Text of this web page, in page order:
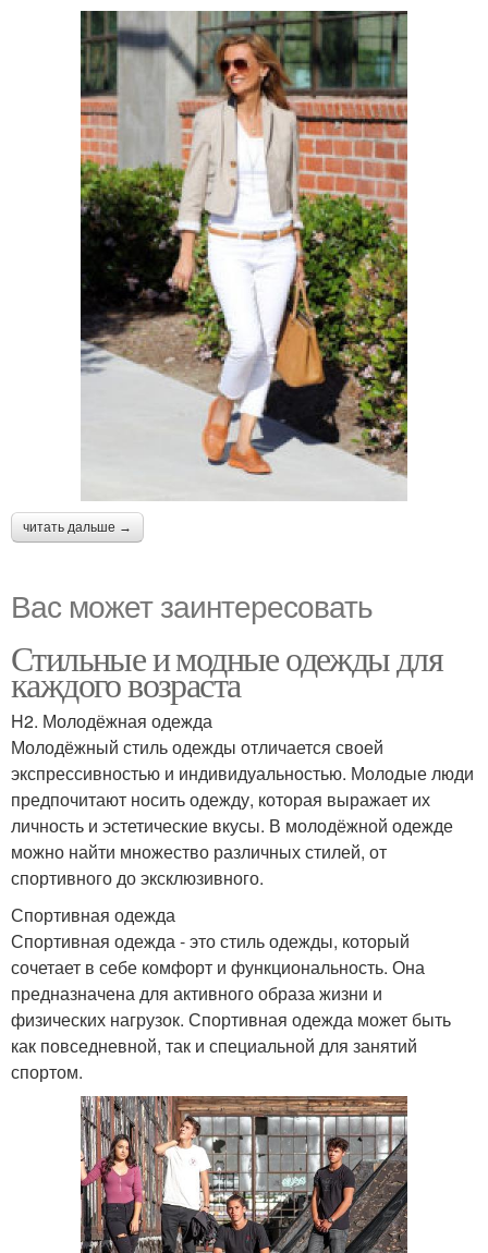
читать дальше →
Вас может заинтересовать
Стильные и модные одежды для
каждого возраста
H2. Молодёжная одежда
Молодёжный стиль одежды отличается своей
экспрессивностью и индивидуальностью. Молодые люди
предпочитают носить одежду, которая выражает их
личность и эстетические вкусы. В молодёжной одежде
можно найти множество различных стилей, от
спортивного до эксклюзивного.
Спортивная одежда
Спортивная одежда - это стиль одежды, который
сочетает в себе комфорт и функциональность. Она
предназначена для активного образа жизни и
физических нагрузок. Спортивная одежда может быть
как повседневной, так и специальной для занятий
спортом.